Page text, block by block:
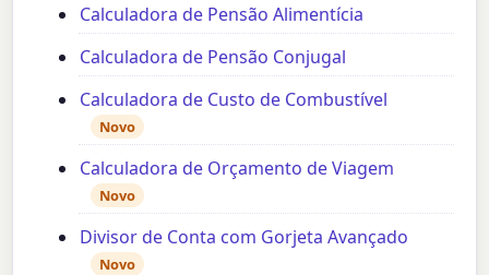
Calculadora de Pensão Alimentícia
Calculadora de Pensão Conjugal
Calculadora de Custo de Combustível
Novo
Calculadora de Orçamento de Viagem
Novo
Divisor de Conta com Gorjeta Avançado
Novo